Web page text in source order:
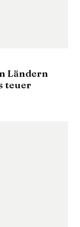
Ländern
teuer